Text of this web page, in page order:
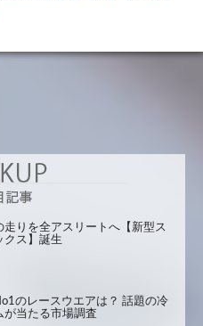
走りを全アスリートへ【新型ス
クス】誕生
のレースウエアは？ 話題の冷
が当たる市場調査